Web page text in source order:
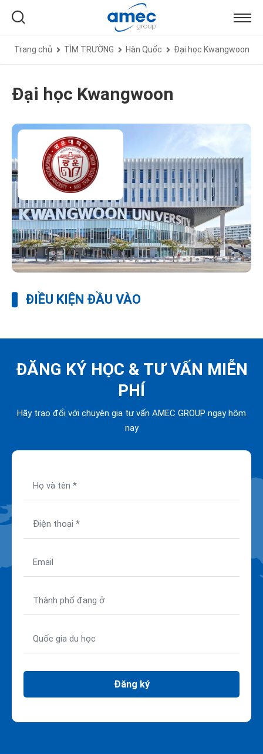
Trang chủ TÌM TRƯỜNG Hàn Quốc Đại học Kwangwoon
Đại học Kwangwoon
ĐIỀU KIỆN ĐẦU VÀO
ĐĂNG KÝ HỌC & TƯ VẤN MIỄN
PHÍ
Hãy trao đổi với chuyên gia tư vấn AMEC GROUP ngay hôm
nay
Đăng ký